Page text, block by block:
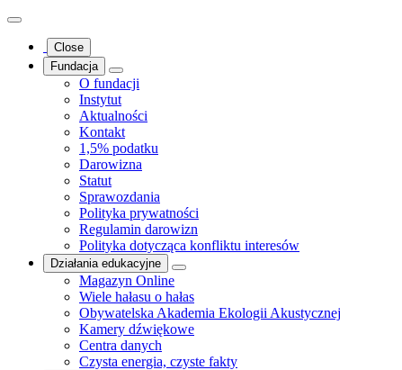
Close
Fundacja
O fundacji
Instytut
Aktualności
Kontakt
1,5% podatku
Darowizna
Statut
Sprawozdania
Polityka prywatności
Regulamin darowizn
Polityka dotycząca konfliktu interesów
Działania edukacyjne
Magazyn Online
Wiele hałasu o hałas
Obywatelska Akademia Ekologii Akustycznej
Kamery dźwiękowe
Centra danych
Czysta energia, czyste fakty